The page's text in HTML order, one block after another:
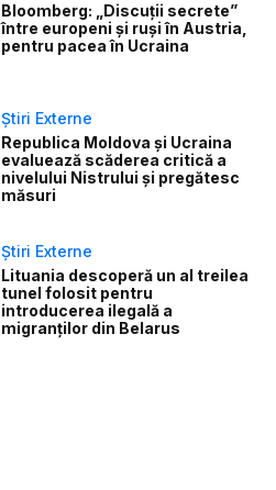
Bloomberg: „Discuții secrete”
între europeni și ruși în Austria,
pentru pacea în Ucraina
Știri Externe
Republica Moldova și Ucraina
evaluează scăderea critică a
nivelului Nistrului și pregătesc
măsuri
Știri Externe
Lituania descoperă un al treilea
tunel folosit pentru
introducerea ilegală a
migranților din Belarus